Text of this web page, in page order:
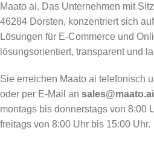
Maato ai. Das Unternehmen mit
46284 Dorsten, konzentriert sich
Lösungen für E-Commerce und
lösungsorientiert, transparent und
Sie erreichen Maato ai telefonisch
oder per E-Mail an sales@maato.ai
montags bis donnerstags von 8:00
freitags von 8:00 Uhr bis 15:00 Uhr.